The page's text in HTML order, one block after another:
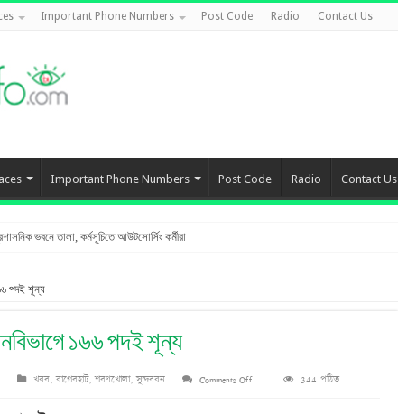
Important Phone Numbers Post Code Radio Contact Us
Important Phone Numbers Post Code Radio Contact Us
ভবনে তালা, কর্মসূচিতে আউটসোর্সিং কর্মীরা
পদই শূন্য
১৬৬ পদই শূন্য
খবর,বাগেরহাট,শরণখোলা,সুন্দরবন Comments Offon
344 পঠিত